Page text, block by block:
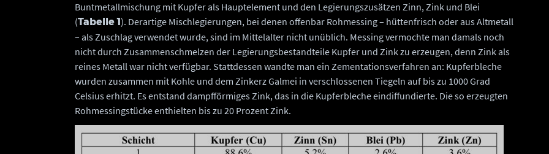
Buntmetallmischung mit Kupfer als Hauptelement und den Legierungszusätzen Zinn, Zink und Blei
(Tabelle 1). Derartige Mischlegierungen, bei denen offenbar Rohmessing – hüttenfrisch oder aus Altmetall
– als Zuschlag verwendet wurde, sind im Mittelalter nicht unüblich. Messing vermochte man damals noch
nicht durch Zusammenschmelzen der Legierungsbestandteile Kupfer und Zink zu erzeugen, denn Zink als
reines Metall war nicht verfügbar. Stattdessen wandte man ein Zementationsverfahren an: Kupferbleche
wurden zusammen mit Kohle und dem Zinkerz Galmei in verschlossenen Tiegeln auf bis zu 1000 Grad
Celsius erhitzt. Es entstand dampfförmiges Zink, das in die Kupferbleche eindiffundierte. Die so erzeugten
Rohmessingstücke enthielten bis zu 20 Prozent Zink.